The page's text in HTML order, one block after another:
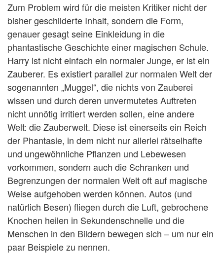
Zum Problem wird für die meisten Kritiker nicht der
bisher geschilderte Inhalt, sondern die Form,
genauer gesagt seine Einkleidung in die
phantastische Geschichte einer magischen Schule.
Harry ist nicht einfach ein normaler Junge, er ist ein
Zauberer. Es existiert parallel zur normalen Welt der
sogenannten „Muggel“, die nichts von Zauberei
wissen und durch deren unvermutetes Auftreten
nicht unnötig irritiert werden sollen, eine andere
Welt: die Zauberwelt. Diese ist einerseits ein Reich
der Phantasie, in dem nicht nur allerlei rätselhafte
und ungewöhnliche Pflanzen und Lebewesen
vorkommen, sondern auch die Schranken und
Begrenzungen der normalen Welt oft auf magische
Weise aufgehoben werden können. Autos (und
natürlich Besen) fliegen durch die Luft, gebrochene
Knochen heilen in Sekundenschnelle und die
Menschen in den Bildern bewegen sich – um nur ein
paar Beispiele zu nennen.